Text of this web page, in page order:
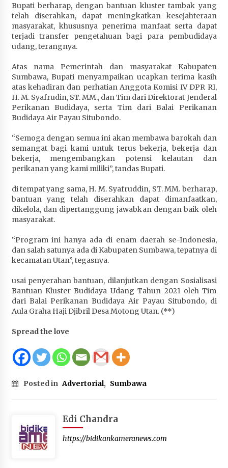
Bupati berharap, dengan bantuan kluster tambak yang
telah diserahkan, dapat meningkatkan kesejahteraan
masyarakat, khususnya penerima manfaat serta dapat
terjadi transfer pengetahuan bagi para pembudidaya
udang, terangnya.
Atas nama Pemerintah dan masyarakat Kabupaten
Sumbawa, Bupati menyampaikan ucapkan terima kasih
atas kehadiran dan perhatian Anggota Komisi IV DPR RI,
H. M. Syafrudin, ST. MM., dan Tim dari Direktorat Jenderal
Perikanan Budidaya, serta Tim dari Balai Perikanan
Budidaya Air Payau Situbondo.
“Semoga dengan semua ini akan membawa barokah dan
semangat bagi kami untuk terus bekerja, bekerja dan
bekerja, mengembangkan potensi kelautan dan
perikanan yang kami miliki”, tandas Bupati.
di tempat yang sama, H. M. Syafruddin, ST. MM. berharap,
bantuan yang telah diserahkan dapat dimanfaatkan,
dikelola, dan dipertanggung jawabkan dengan baik oleh
masyarakat.
“Program ini hanya ada di enam daerah se-Indonesia,
dan salah satunya ada di Kabupaten Sumbawa, tepatnya di
kecamatan Utan”, tegasnya.
usai penyerahan bantuan, dilanjutkan dengan Sosialisasi
Bantuan Kluster Budidaya Udang Tahun 2021 oleh Tim
dari Balai Perikanan Budidaya Air Payau Situbondo, di
Aula Graha Haji Djibril Desa Motong Utan. (**)
Spread the love
Posted in Advertorial, Sumbawa
Edi Chandra
https://bidikankameranews.com